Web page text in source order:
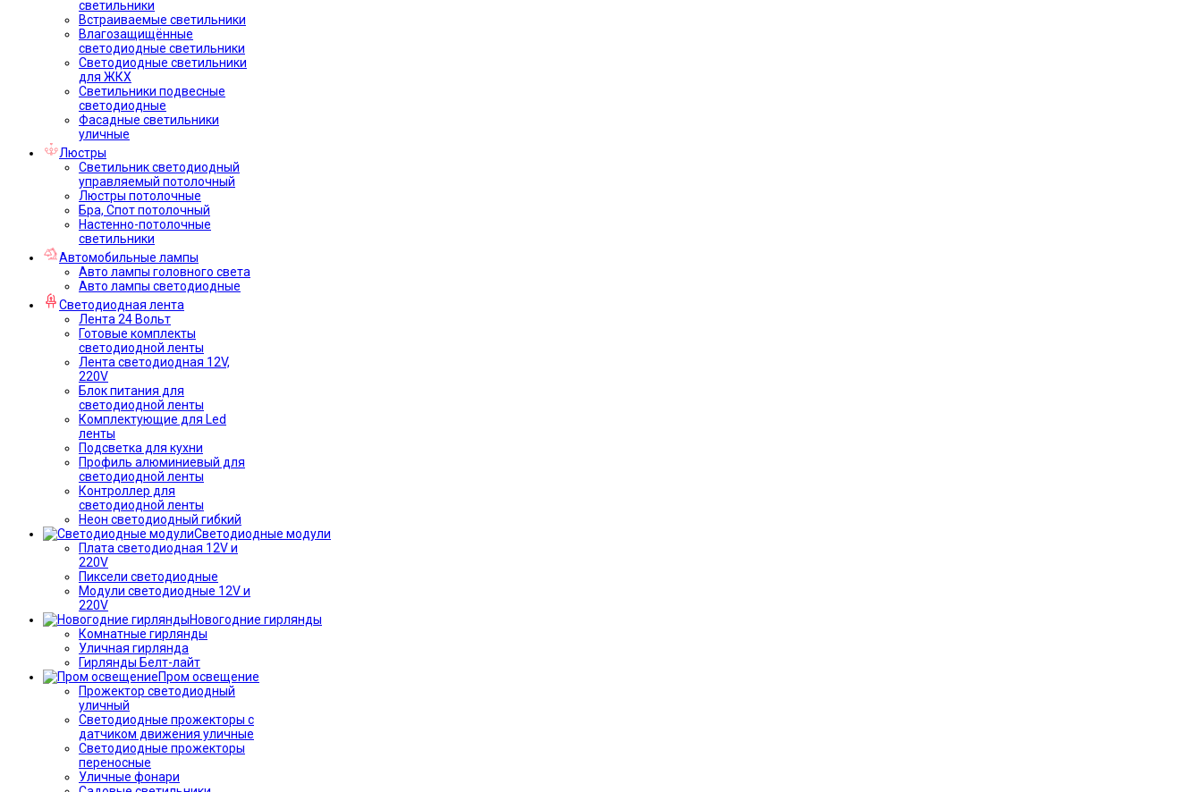
светильники
Встраиваемые светильники
Влагозащищённые
светодиодные светильники
Светодиодные светильники
для ЖКХ
Светильники подвесные
светодиодные
Фасадные светильники
уличные
Люстры
Светильник светодиодный
управляемый потолочный
Люстры потолочные
Бра, Спот потолочный
Настенно-потолочные
светильники
Автомобильные лампы
Авто лампы головного света
Авто лампы светодиодные
Светодиодная лента
Лента 24 Вольт
Готовые комплекты
светодиодной ленты
Лента светодиодная 12V,
220V
Блок питания для
светодиодной ленты
Комплектующие для Led
ленты
Подсветка для кухни
Профиль алюминиевый для
светодиодной ленты
Контроллер для
светодиодной ленты
Неон светодиодный гибкий
Светодиодные модули
Плата светодиодная 12V и
220V
Пиксели светодиодные
Модули светодиодные 12V и
220V
Новогодние гирлянды
Комнатные гирлянды
Уличная гирлянда
Гирлянды Белт-лайт
Пром освещение
Прожектор светодиодный
уличный
Светодиодные прожекторы с
датчиком движения уличные
Светодиодные прожекторы
переносные
Уличные фонари